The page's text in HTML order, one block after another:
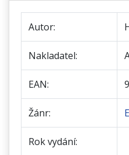
Autor:
Nakladatel:
EAN:
Žánr:
Rok vydání: